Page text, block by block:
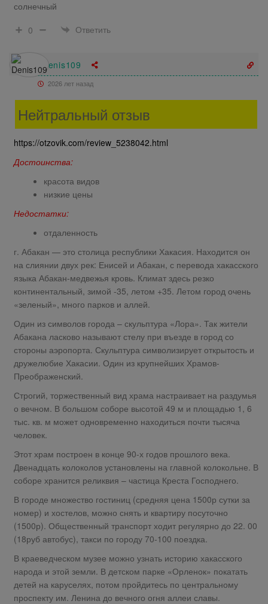
солнечный
0
Ответить
Denis109
2026 лет назад
Нейтральный отзыв
https://otzovik.com/review_5238042.html
Достоинства:
красота видов
низкие цены
Недостатки:
отдаленность
г. Абакан — это столица республики Хакасия. Находится он
на слиянии двух рек: Енисей и Абакан, с перевода хакасского
языка Абакан-медвежья кровь. Климат здесь резко
континентальный, зимой -35, летом +35. Летом город очень
«зеленый», много парков и аллей.
Один из символов города – скульптура «Лора». Так жители
Абакана ласково называют стелу при въезде в город со
стороны аэропорта. Скульптура символизирует открытость и
дружелюбие Хакасии. Один из крупнейших Храмов-
Преображенский.
Строгий, торжественный вид храма настраивает на раздумья
о вечном. В большом соборе высотой 49 м и площадью 1, 6
тыс. кв. м может одновременно находиться почти тысяча
человек.
Этот храм построен в конце 90-х годов прошлого века.
Двенадцать колоколов установлены на главной колокольне. В
соборе хранится реликвия – частица Креста Господнего.
В городе множество гостиниц (средняя цена 1500р сутки за
номер) и хостелов, можно снять и квартиру посуточно
(1500р). Общественный транспорт ходит регулярно до 22. 00
(18руб автобус), такси по городу 70-100 поездка.
В краеведческом музее можно узнать историю хакасского
народа и этой земли. В детском парке «Орленок» покатать
детей на каруселях, потом пройдитесь по центральному
проспекту им. Ленина до вечного огня аллеи славы.